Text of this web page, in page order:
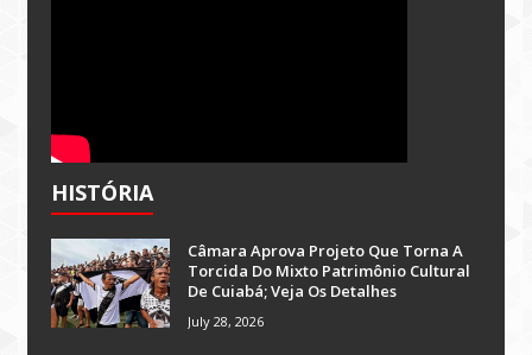
HISTÓRIA
Câmara Aprova Projeto Que Torna A
Torcida Do Mixto Patrimônio Cultural
De Cuiabá; Veja Os Detalhes
July 28, 2026